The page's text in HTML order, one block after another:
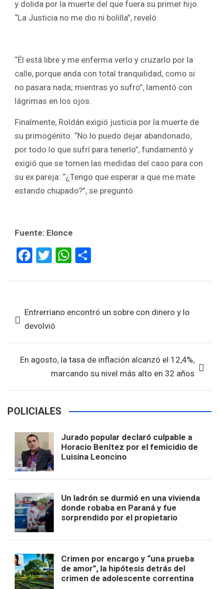
y dolida por la muerte del que fuera su primer hijo.
“La Justicia no me dio ni bolilla”, reveló.
“Él está libre y me enferma verlo y cruzarlo por la
calle, porque anda con total tranquilidad, como si
no pasara nada; mientras yo sufro”, lamentó con
lágrimas en los ojos.
Finalmente, Roldán exigió justicia por la muerte de
su primogénito. “No lo puedo dejar abandonado,
por todo lo que sufrí para tenerlo”, fundamentó y
exigió que se tomen las medidas del caso para con
su ex pareja: “¿Tengo que esperar a que me mate
estando chupado?”, se preguntó.
Fuente: Elonce
F
ce
o
o
k
T
tt
W
at
A
p
ar
de Entrerriano encontró un sobre con dinero y lo
devolvió
En agosto, la tasa de inflación alcanzó el 12,4%,
marcando su nivel más alto en 32 años
POLICIALES
Jurado popular declaró culpable a
Horacio Benítez por el femicidio de
Luisina Leoncino
Un ladrón se durmió en una vivienda
donde robaba en Paraná y fue
sorprendido por el propietario
Crimen por encargo y “una prueba
de amor”, la hipótesis detrás del
crimen de adolescente correntina